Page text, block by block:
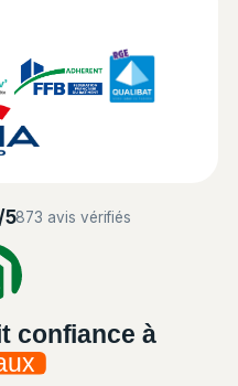
5873 avis vérifiés
confiance à